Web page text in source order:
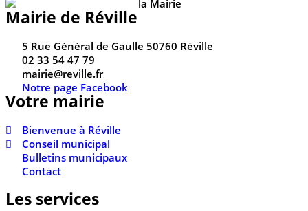
Mairie de Réville
5 Rue Général de Gaulle 50760 Réville
02 33 54 47 79
mairie@reville.fr
Notre page Facebook
Votre mairie
Bienvenue à Réville
Conseil municipal
Bulletins municipaux
Contact
Les services